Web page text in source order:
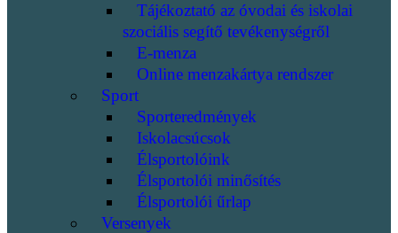
Tájékoztató az óvodai és iskolai
szociális segítő tevékenységről
E-menza
Online menzakártya rendszer
Sport
Sporteredmények
Iskolacsúcsok
Élsportolóink
Élsportolói minősítés
Élsportolói űrlap
Versenyek